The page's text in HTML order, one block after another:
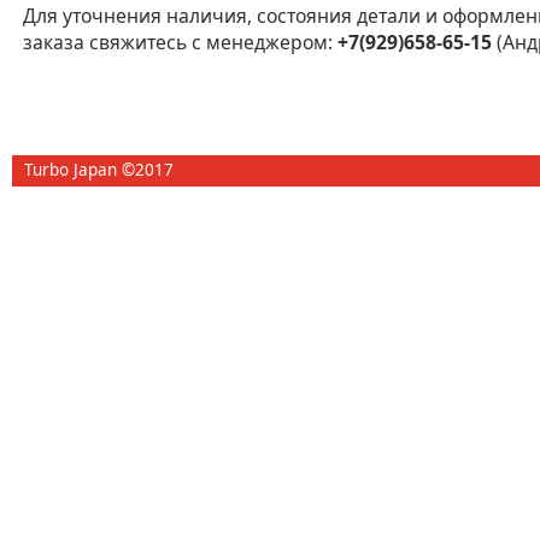
Для уточнения наличия, состояния детали и
заказа свяжитесь с менеджером: +7(929)658-65-15
Turbo Japan ©2017